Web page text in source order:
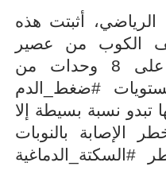
أثبتت هذه
الكوب من عصير
الشمندر والذي يحتوي على 8 وحدات من
#ضغط_الدم
أنها تبدو نسبة بسيطة إلا
الإصابة بالنوبات
25% وخطر #السكتة_الدماغية